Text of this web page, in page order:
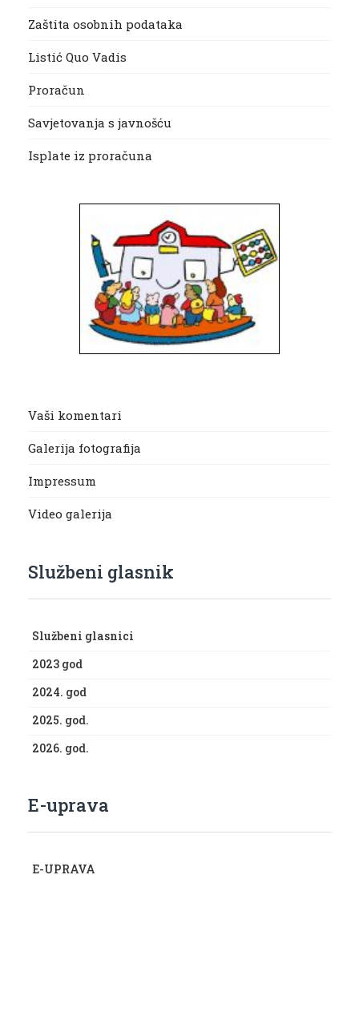
Zaštita osobnih podataka
Listić Quo Vadis
Proračun
Savjetovanja s javnošću
Isplate iz proračuna
Vaši komentari
Galerija fotografija
Impressum
Video galerija
Službeni glasnik
Službeni glasnici
2023 god
2024. god
2025. god.
2026. god.
E-uprava
E-UPRAVA